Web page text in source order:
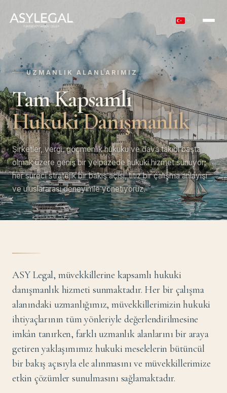
UZMANLIK ALANLARIMIZ
Tam Kapsamlı
Hukuki Danışmanlık
Şirketler, vergi, göçmenlik hukuku ve dava takibi başta
olmak üzere geniş bir yelpazede hukuki hizmet sunuyor;
her süreci stratejik bir bakış açısı, titiz bir çalışma anlayışı
ve uluslararası deneyimle yönetiyoruz.
ASY Legal, müvekkillerine kapsamlı hukuki
danışmanlık hizmeti sunmaktadır. Her bir çalışma
alanındaki uzmanlığımız, müvekkillerimizin hukuki
ihtiyaçlarının tüm yönleriyle değerlendirilmesine
imkân tanırken, farklı uzmanlık alanlarını bir araya
getiren yaklaşımımız hukuki meselelerin bütüncül
bir bakış açısıyla ele alınmasını ve müvekkillerimize
etkin çözümler sunulmasını sağlamaktadır.